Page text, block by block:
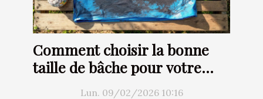
Comment choisir la bonne
taille de bâche pour votre
projet ?Lun. 09/02/2026 10:16